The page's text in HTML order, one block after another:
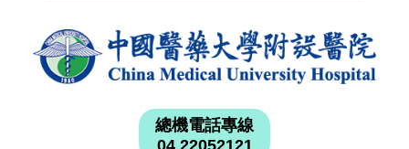
總機電話專線
04 22052121